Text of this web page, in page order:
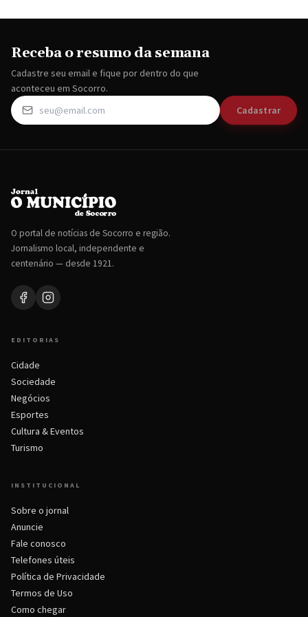
Receba o resumo da semana
Cadastre seu email e fique por dentro do que
aconteceu em Socorro.
Cadastrar
O portal de notícias de Socorro e região.
Jornalismo local, independente e
centenário — desde 1921.
EDITORIAS
Cidade
Sociedade
Negócios
Esportes
Cultura & Eventos
Turismo
INSTITUCIONAL
Sobre o jornal
Anuncie
Fale conosco
Telefones úteis
Política de Privacidade
Termos de Uso
Como chegar